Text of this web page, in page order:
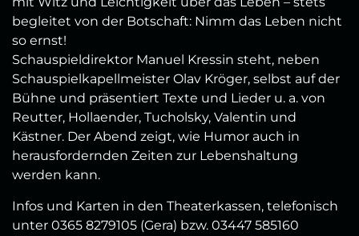
begleitet von der Botschaft: Nimm das Leben nicht
so ernst!
Schauspieldirektor Manuel Kressin steht, neben
Schauspielkapellmeister Olav Kröger, selbst auf der
Bühne und präsentiert Texte und Lieder u. a. von
Reutter, Hollaender, Tucholsky, Valentin und
Kästner. Der Abend zeigt, wie Humor auch in
herausfordernden Zeiten zur Lebenshaltung
werden kann.
Infos und Karten in den Theaterkassen, telefonisch
unter 0365 8279105 (Gera) bzw. 03447 585160